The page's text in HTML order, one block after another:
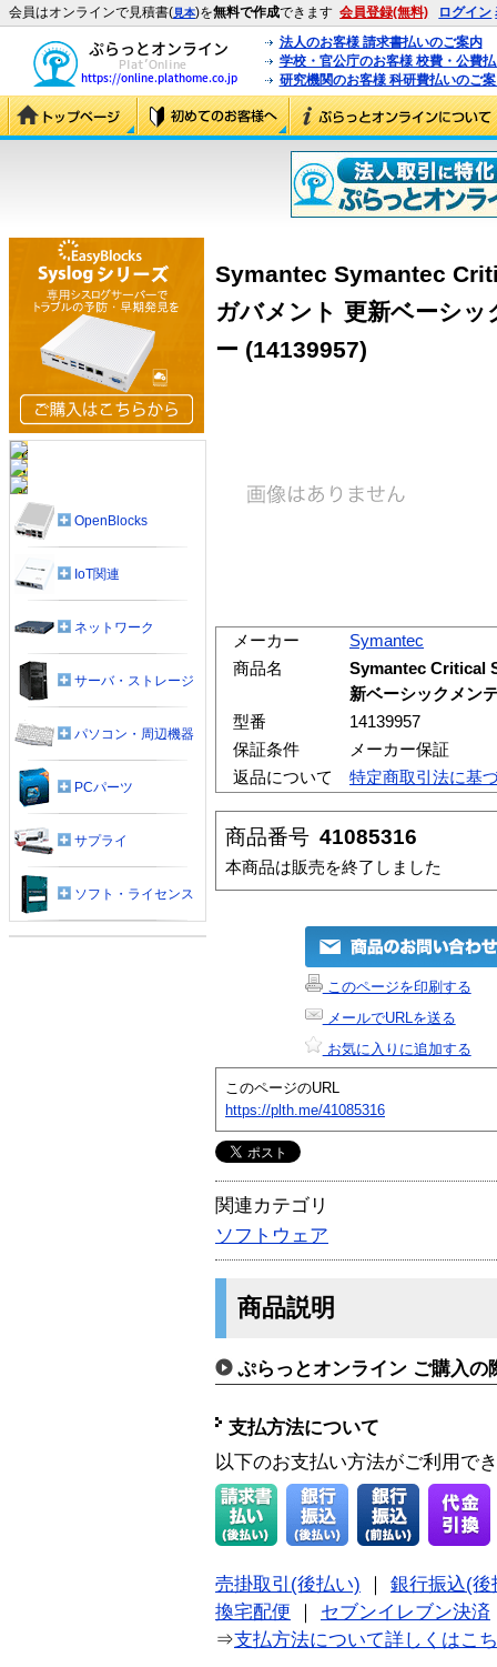
会員はオンラインで見積書(見本)を無料で作成できます 会員登録(無料) ログイン
法人のお客様 請求書払いのご案内
学校・官公庁のお客様 校費・公費
研究機関のお客様 科研費払いのご
Symantec Symantec
ガバメント 更新ベーシ
ー (14139957)
メーカー
Symantec
商品名
Symantec Critical
新ベーシックメン
型番
14139957
保証条件
メーカー保証
返品について
特定商取引法に基
商品番号 41085316
本商品は販売を終了しました
このページを印刷する
メールでURLを送る
お気に入りに追加する
このページのURL
https://plth.me/41085316
関連カテゴリ
ソフトウェア
商品説明
ぷらっとオンライン ご購入の
支払方法について
以下のお支払い方法がご利用で
売掛取引(後払い)
銀行振込(後
換宅配便
セブンイレブン決済
⇒支払方法について詳しくはこ
OpenBlocks
IoT関連
ネットワーク
サーバ・ストレージ
パソコン・周辺機器
PCパーツ
サプライ
ソフト・ライセンス